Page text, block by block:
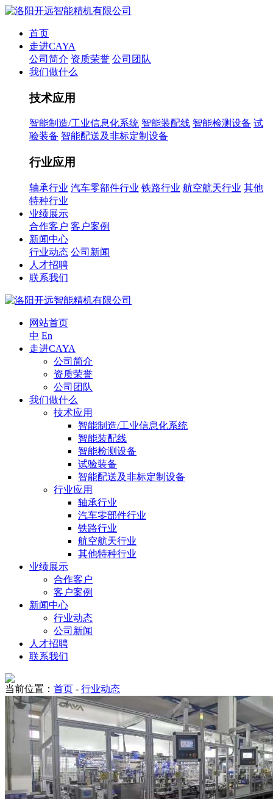
首页
走进CAYA
公司简介 资质荣誉 公司团队
我们做什么
技术应用
智能制造/工业信息化系统 智能装配线 智能检测设备 试
验装备 智能配送及非标定制设备
行业应用
轴承行业 汽车零部件行业 铁路行业 航空航天行业 其他
特种行业
业绩展示
合作客户 客户案例
新闻中心
行业动态 公司新闻
人才招聘
联系我们
网站首页
中 En
走进CAYA
公司简介
资质荣誉
公司团队
我们做什么
技术应用
智能制造/工业信息化系统
智能装配线
智能检测设备
试验装备
智能配送及非标定制设备
行业应用
轴承行业
汽车零部件行业
铁路行业
航空航天行业
其他特种行业
业绩展示
合作客户
客户案例
新闻中心
行业动态
公司新闻
人才招聘
联系我们
当前位置： 首页 - 行业动态